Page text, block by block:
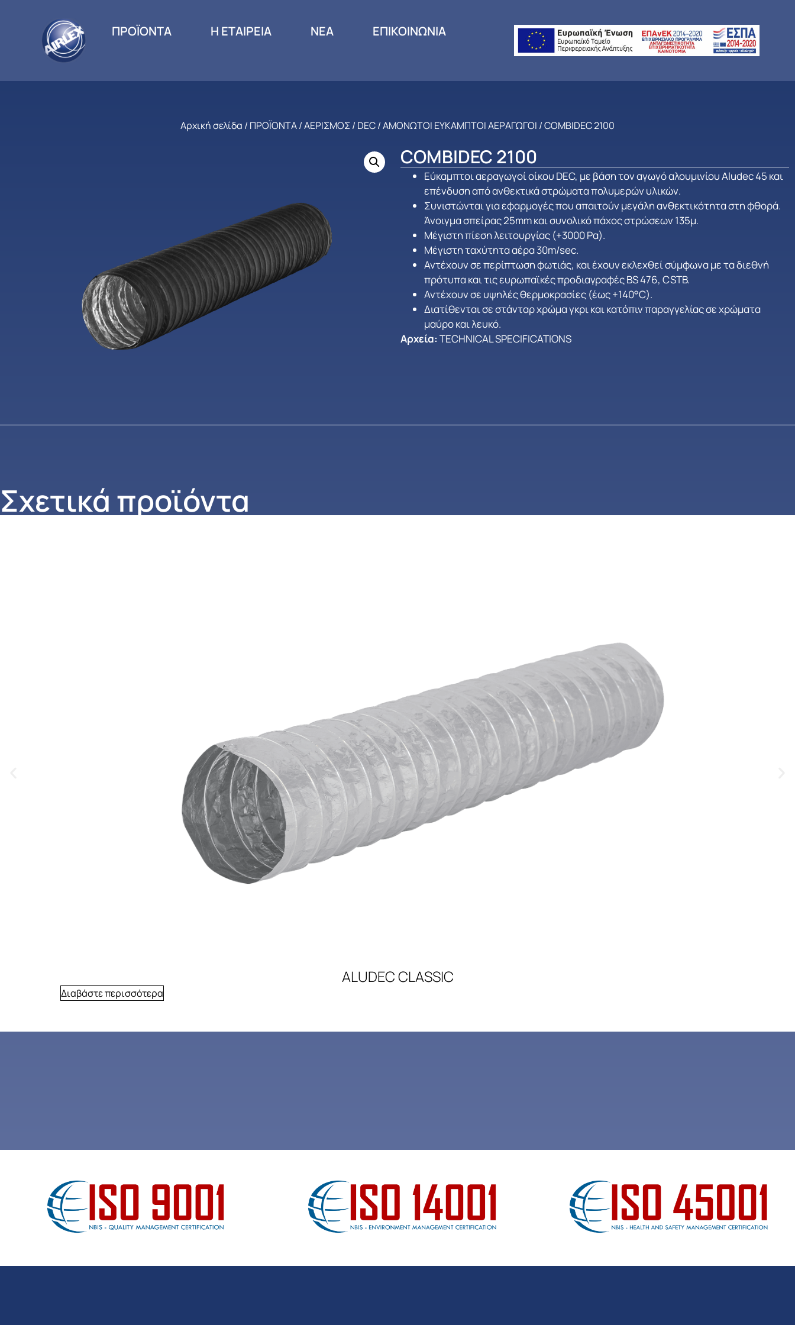
ΠΡΟΪΟΝΤΑ Η ΕΤΑΙΡΕΙΑ ΝΕΑ ΕΠΙΚΟΙΝΩΝΙΑ
Αρχική σελίδα / ΠΡΟΪΟΝΤΑ/ΑΕΡΙΣΜΟΣ/ DEC/ΑΜΟΝΩΤΟΙ ΕΥΚΑΜΠΤΟΙ ΑΕΡΑΓΩΓΟΙ / COMBIDEC 2100
COMBIDEC 2100
Εύκαμπτοι αεραγωγοί οίκου DEC, με βάση τον αγωγό αλουμινίου Aludec 45 και
επένδυση από ανθεκτικά στρώματα πολυμερών υλικών.
Συνιστώνται για εφαρμογές που απαιτούν μεγάλη ανθεκτικότητα στη φθορά.
Άνοιγμα σπείρας 25mm και συνολικό πάχος στρώσεων 135μ.
Μέγιστη πίεση λειτουργίας (+3000 Ρα).
Μέγιστη ταχύτητα αέρα 30m/sec.
Αντέχουν σε περίπτωση φωτιάς, και έχουν εκλεχθεί σύμφωνα με τα διεθνή
πρότυπα και τις ευρωπαϊκές προδιαγραφές BS 476, CSTB.
Αντέχουν σε υψηλές θερμοκρασίες (έως +140°C).
Διατίθενται σε στάνταρ χρώμα γκρι και κατόπιν παραγγελίας σε χρώματα
μαύρο και λευκό.
Αρχεία: TECHNICAL SPECIFICATIONS
Σχετικά προϊόντα
ALUDEC CLASSIC
Διαβάστε περισσότερα